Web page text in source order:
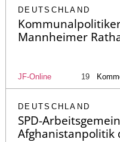
DEUTSCHLAND
Mannheimer
JF-Online 19
DEUTSCHLAND
SPD-
Afghanistanpolitik